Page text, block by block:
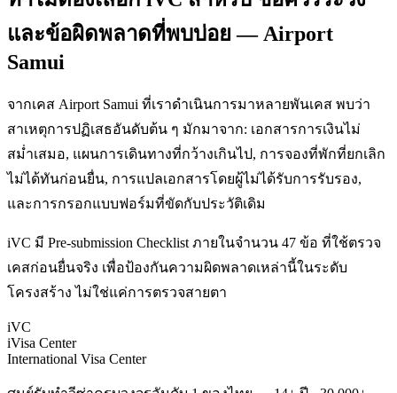
และข้อผิดพลาดที่พบบ่อย — Airport
Samui
จากเคส Airport Samui ที่เราดำเนินการมาหลายพันเคส พบว่า
สาเหตุการปฏิเสธอันดับต้น ๆ มักมาจาก: เอกสารการเงินไม่
สม่ำเสมอ, แผนการเดินทางที่กว้างเกินไป, การจองที่พักที่ยกเลิก
ไม่ได้ทันก่อนยื่น, การแปลเอกสารโดยผู้ไม่ได้รับการรับรอง,
และการกรอกแบบฟอร์มที่ขัดกับประวัติเดิม
iVC มี Pre-submission Checklist ภายในจำนวน 47 ข้อ ที่ใช้ตรวจ
เคสก่อนยื่นจริง เพื่อป้องกันความผิดพลาดเหล่านี้ในระดับ
โครงสร้าง ไม่ใช่แค่การตรวจสายตา
iVC
iVisa Center
International Visa Center